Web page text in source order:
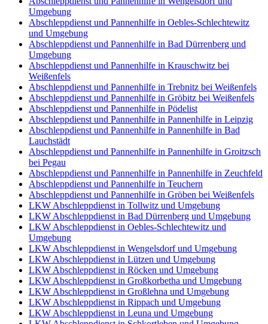
Umgebung
Abschleppdienst und Pannenhilfe in Oebles-Schlechtewitz
und Umgebung
Abschleppdienst und Pannenhilfe in Bad Dürrenberg und
Umgebung
Abschleppdienst und Pannenhilfe in Krauschwitz bei
Weißenfels
Abschleppdienst und Pannenhilfe in Trebnitz bei Weißenfels
Abschleppdienst und Pannenhilfe in Gröbitz bei Weißenfels
Abschleppdienst und Pannenhilfe in Pödelist
Abschleppdienst und Pannenhilfe in Pannenhilfe in Leipzig
Abschleppdienst und Pannenhilfe in Pannenhilfe in Bad
Lauchstädt
Abschleppdienst und Pannenhilfe in Pannenhilfe in Groitzsch
bei Pegau
Abschleppdienst und Pannenhilfe in Pannenhilfe in Zeuchfeld
Abschleppdienst und Pannenhilfe in Teuchern
Abschleppdienst und Pannenhilfe in Gröben bei Weißenfels
LKW Abschleppdienst in Tollwitz und Umgebung
LKW Abschleppdienst in Bad Dürrenberg und Umgebung
LKW Abschleppdienst in Oebles-Schlechtewitz und
Umgebung
LKW Abschleppdienst in Wengelsdorf und Umgebung
LKW Abschleppdienst in Lützen und Umgebung
LKW Abschleppdienst in Röcken und Umgebung
LKW Abschleppdienst in Großkorbetha und Umgebung
LKW Abschleppdienst in Großlehna und Umgebung
LKW Abschleppdienst in Rippach und Umgebung
LKW Abschleppdienst in Leuna und Umgebung